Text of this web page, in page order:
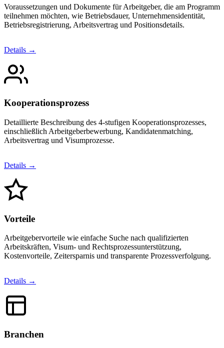
Voraussetzungen und Dokumente für Arbeitgeber, die am Programm
teilnehmen möchten, wie Betriebsdauer, Unternehmensidentität,
Betriebsregistrierung, Arbeitsvertrag und Positionsdetails.
Details →
Kooperationsprozess
Detaillierte Beschreibung des 4-stufigen Kooperationsprozesses,
einschließlich Arbeitgeberbewerbung, Kandidatenmatching,
Arbeitsvertrag und Visumprozesse.
Details →
Vorteile
Arbeitgebervorteile wie einfache Suche nach qualifizierten
Arbeitskräften, Visum- und Rechtsprozessunterstützung,
Kostenvorteile, Zeitersparnis und transparente Prozessverfolgung.
Details →
Branchen